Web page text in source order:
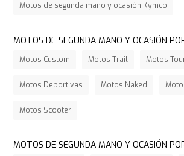
Motos de segunda mano y ocasión Kymco
MOTOS DE SEGUNDA MANO Y OCASIÓN
Motos Custom Motos Trail Motos
Motos Deportivas Motos Naked
Motos Scooter
MOTOS DE SEGUNDA MANO Y OCASIÓN